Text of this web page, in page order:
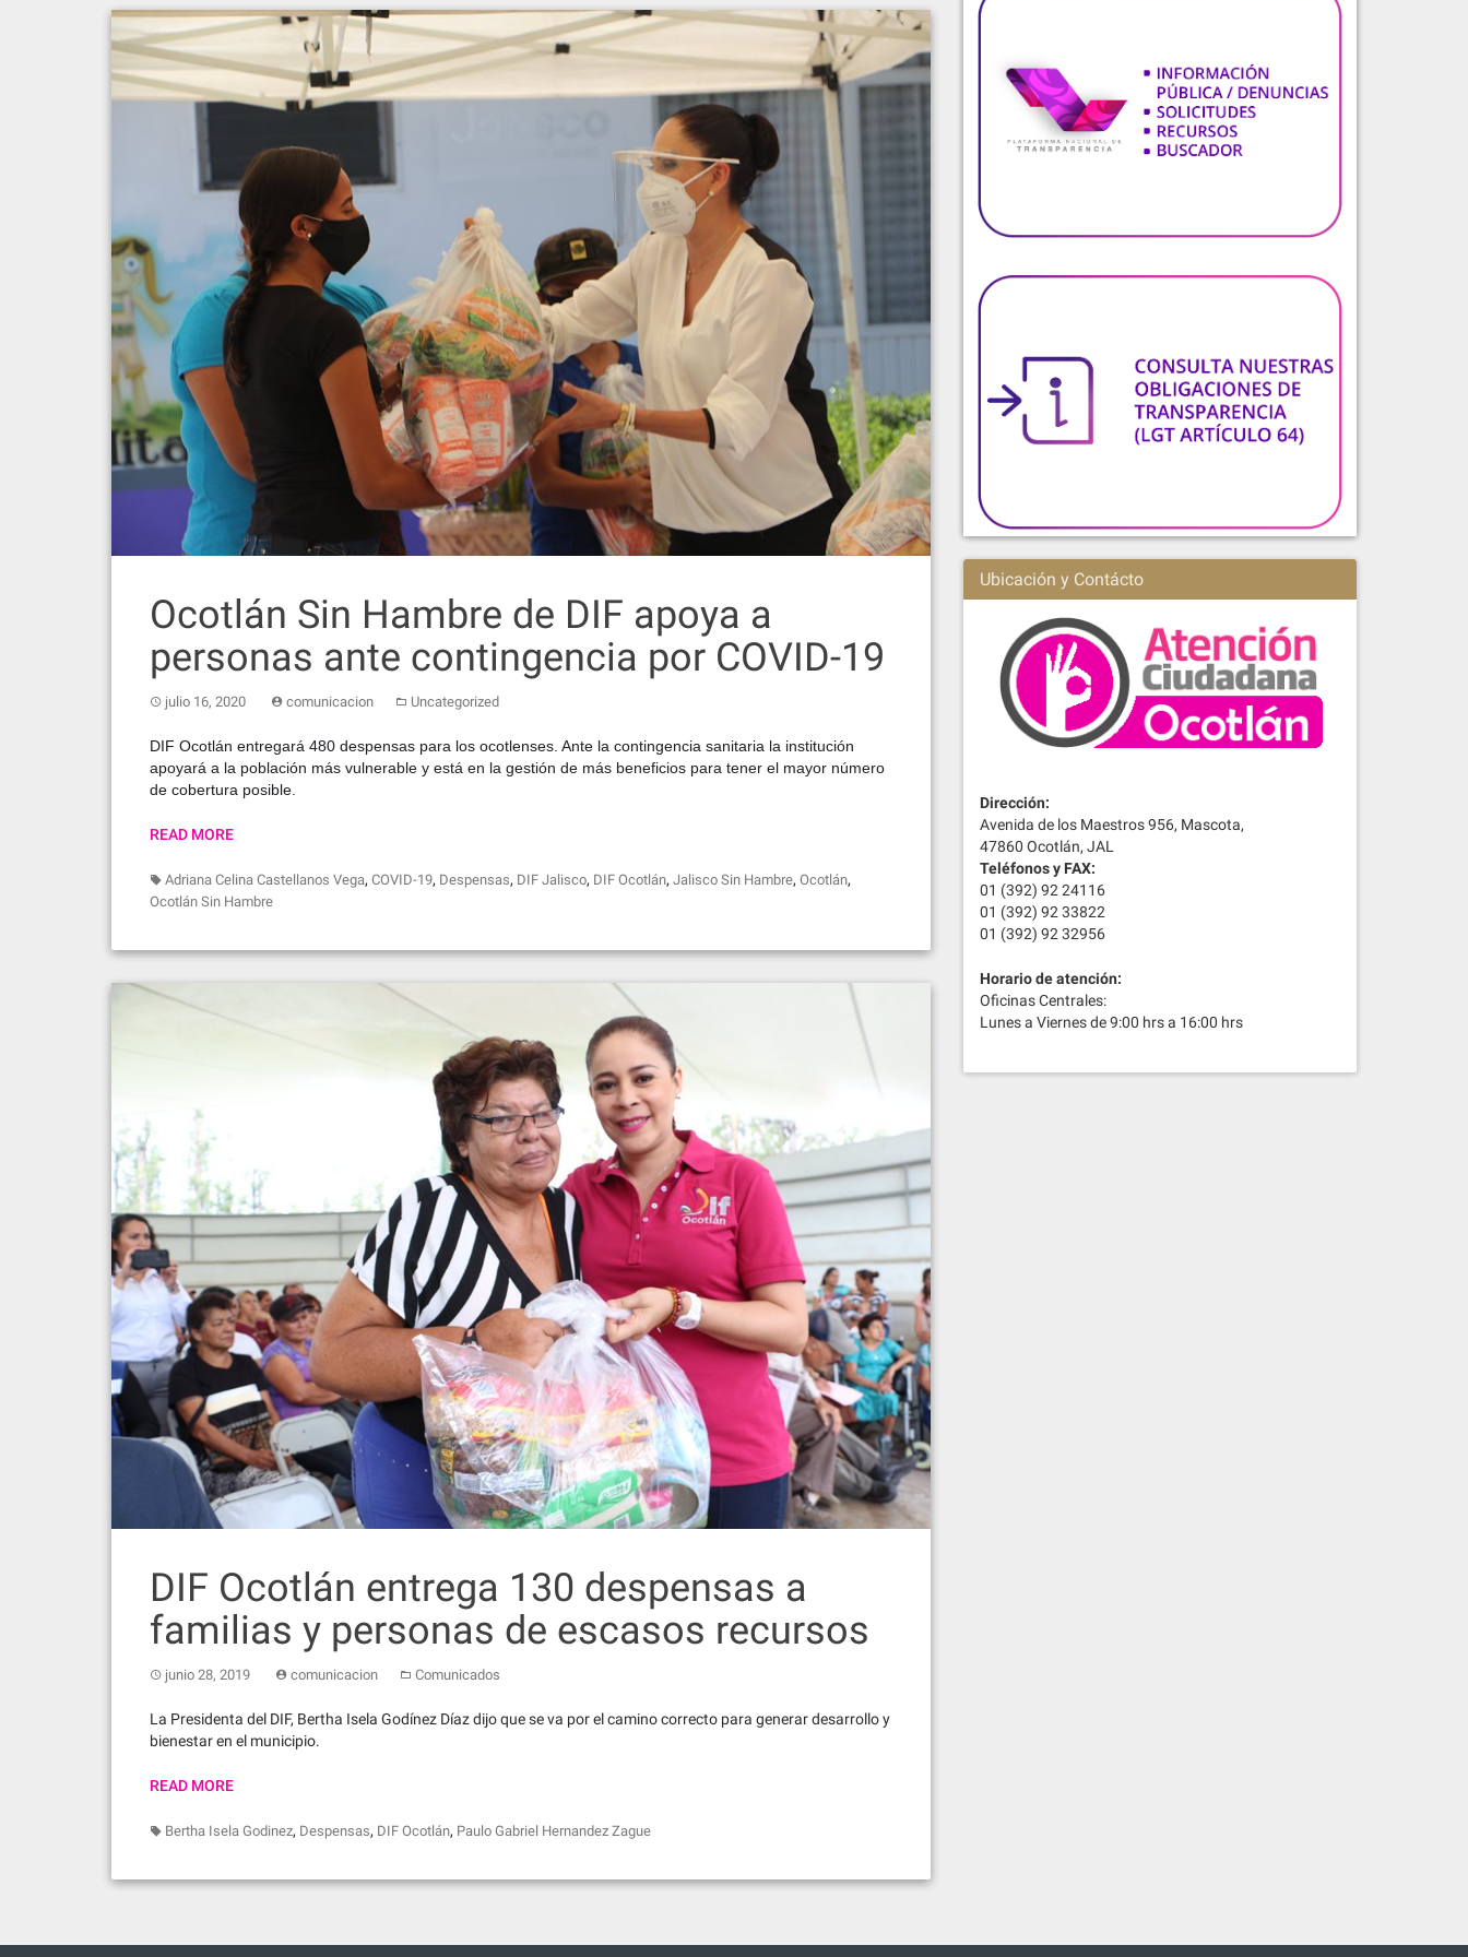
Ocotlán Sin Hambre de DIF apoya a
personas ante contingencia por COVID-19
julio 16, 2020 comunicacion Uncategorized
DIF Ocotlán entregará 480 despensas para los ocotlenses. Ante la contingencia sanitaria la institución
apoyará a la población más vulnerable y está en la gestión de más beneficios para tener el mayor número
de cobertura posible.
READ MORE
Adriana Celina Castellanos Vega, COVID-19, Despensas, DIF Jalisco, DIF Ocotlán, Jalisco Sin Hambre, Ocotlán,
Ocotlán Sin Hambre
DIF Ocotlán entrega 130 despensas a
familias y personas de escasos recursos
junio 28, 2019 comunicacion Comunicados
La Presidenta del DIF, Bertha Isela Godínez Díaz dijo que se va por el camino correcto para generar desarrollo y
bienestar en el municipio.
READ MORE
Bertha Isela Godinez, Despensas, DIF Ocotlán, Paulo Gabriel Hernandez Zague
Ubicación y Contácto
Dirección:
Avenida de los Maestros 956, Mascota,
47860 Ocotlán, JAL
Teléfonos y FAX:
01 (392) 92 24116
01 (392) 92 33822
01 (392) 92 32956
Horario de atención:
Oficinas Centrales:
Lunes a Viernes de 9:00 hrs a 16:00 hrs